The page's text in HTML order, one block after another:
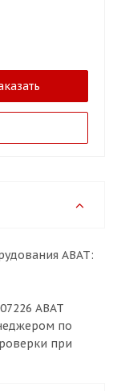
ABAT:
ABAT
по
при